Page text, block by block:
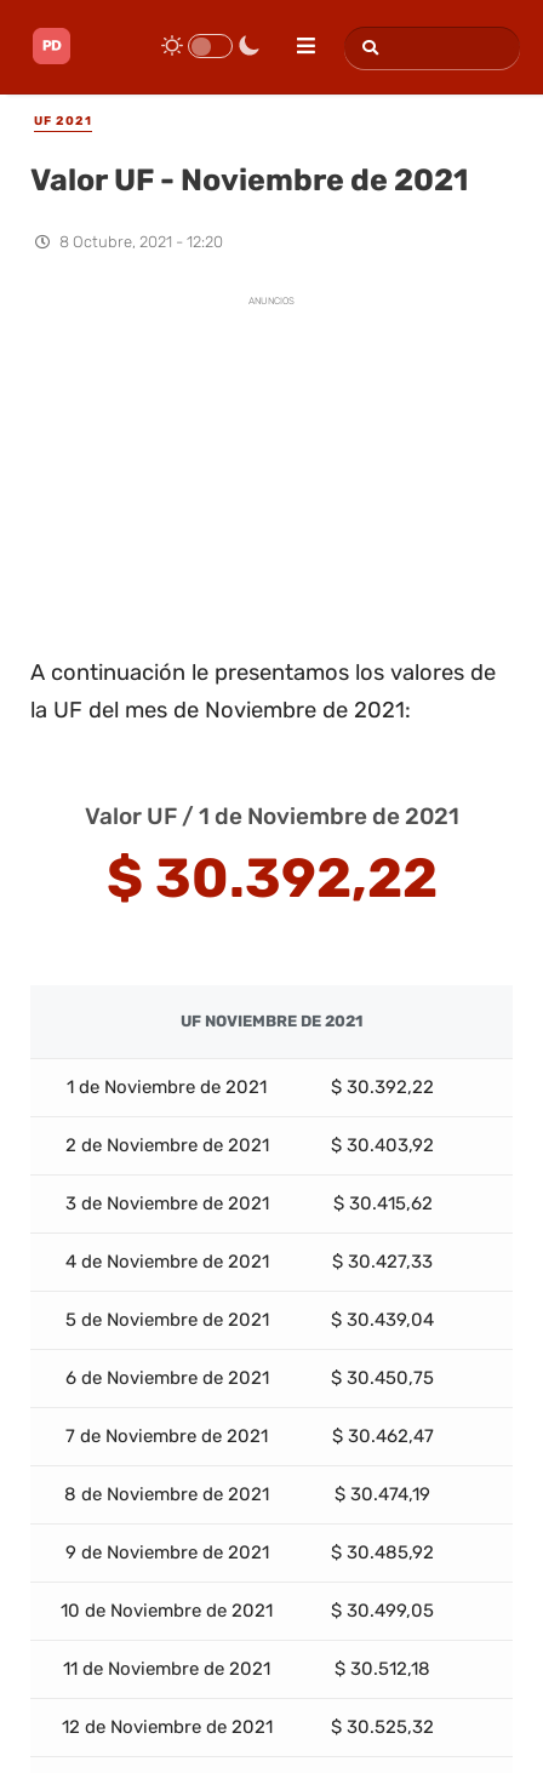
UF 2021
Valor UF - Noviembre de 2021
8 Octubre, 2021 - 12:20
ANUNCIOS
A continuación le presentamos los valores de
la UF del mes de Noviembre de 2021:
Valor UF / 1 de Noviembre de 2021
$ 30.392,22
UF NOVIEMBRE DE 2021
1 de Noviembre de 2021 $ 30.392,22
2 de Noviembre de 2021 $ 30.403,92
3 de Noviembre de 2021 $ 30.415,62
4 de Noviembre de 2021 $ 30.427,33
5 de Noviembre de 2021 $ 30.439,04
6 de Noviembre de 2021 $ 30.450,75
7 de Noviembre de 2021 $ 30.462,47
8 de Noviembre de 2021 $ 30.474,19
9 de Noviembre de 2021 $ 30.485,92
10 de Noviembre de 2021 $ 30.499,05
11 de Noviembre de 2021 $ 30.512,18
12 de Noviembre de 2021 $ 30.525,32